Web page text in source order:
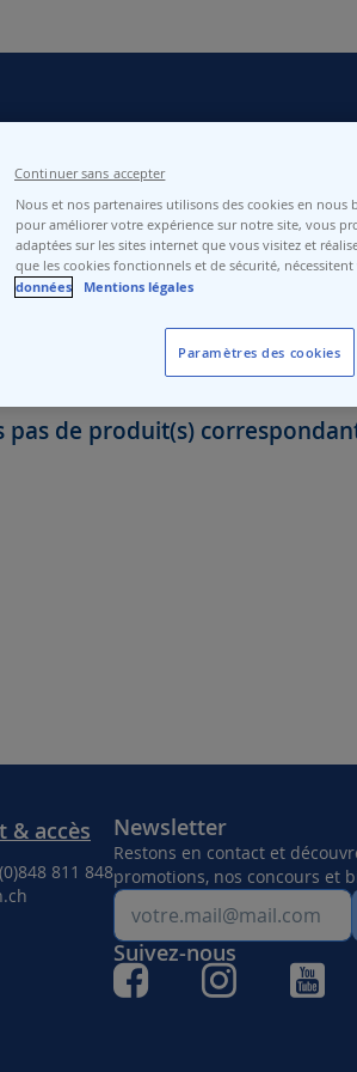
invitons à consulter le site ou
si vous utilisez les lignes N1-N2-
pas de produit(s)
& accès
811 848
Newsletter
Restons en contact et
promotions, nos concours et
Suivez-nous
Nous et nos partenaires utilisons des cookies en
pour améliorer votre expérience sur notre site, vous
adaptées sur les sites internet que vous visitez et
que les cookies fonctionnels et de sécurité,
données
Mentions légales
Paramètres des cookies
Continuer sans accepter